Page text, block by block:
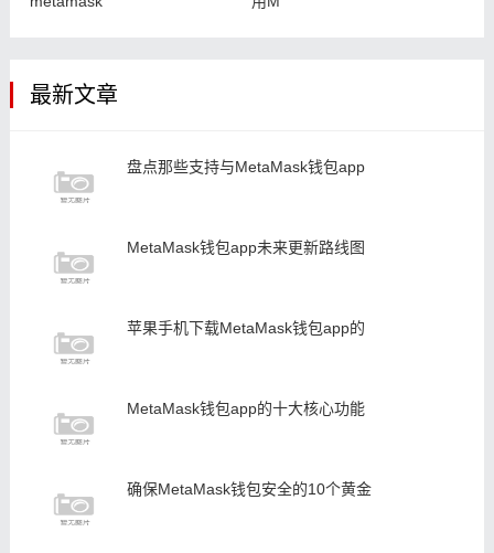
最新文章
盘点那些支持与MetaMask钱包app
MetaMask钱包app未来更新路线图
苹果手机下载MetaMask钱包app的
MetaMask钱包app的十大核心功能
确保MetaMask钱包安全的10个黄金